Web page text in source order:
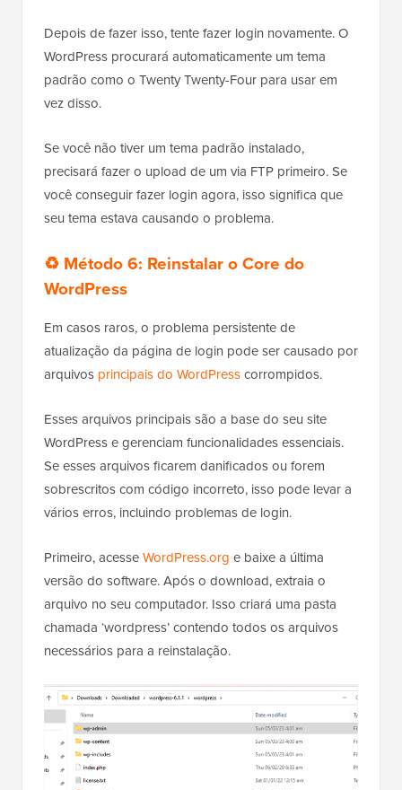
Depois de fazer isso, tente fazer login novamente. O
WordPress procurará automaticamente um tema
padrão como o Twenty Twenty-Four para usar em
vez disso.
Se você não tiver um tema padrão instalado,
precisará fazer o upload de um via FTP primeiro. Se
você conseguir fazer login agora, isso significa que
seu tema estava causando o problema.
♻️ Método 6: Reinstalar o Core do
WordPress
Em casos raros, o problema persistente de
atualização da página de login pode ser causado por
arquivos principais do WordPresscorrompidos.
Esses arquivos principais são a base do seu site
WordPress e gerenciam funcionalidades essenciais.
Se esses arquivos ficarem danificados ou forem
sobrescritos com código incorreto, isso pode levar a
vários erros, incluindo problemas de login.
Primeiro, acesseWordPress.org e baixe a última
versão do software. Após o download, extraia o
arquivo no seu computador. Isso criará uma pasta
chamada ‘wordpress’ contendo todos os arquivos
necessários para a reinstalação.